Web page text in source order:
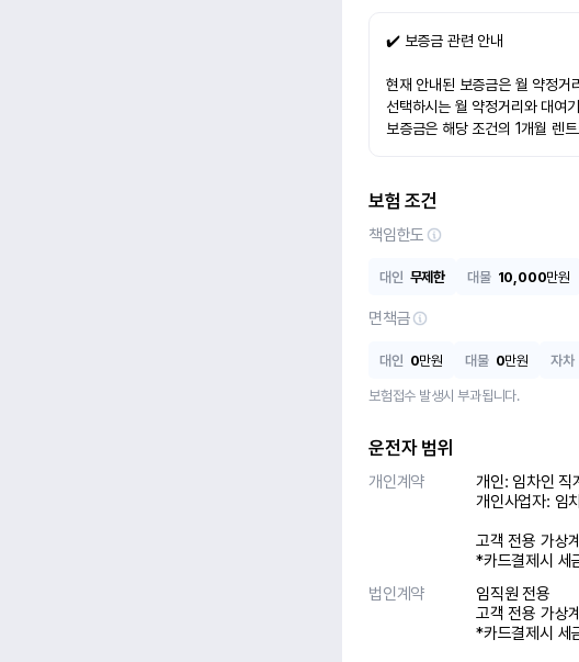
✔️ 보증금 관련 안내
현재 안내된 보증금은 월 약정
선택하시는 월 약정거리와 대여
보증금은 해당 조건의 1개월 렌
보험 조건
책임한도
대인 무제한 대물 10,000만원
면책금
대인 0만원 대물 0만원 자차
보험접수 발생시 부과됩니다.
운전자 범위
개인계약
개인: 임차인 직
개인사업자: 임
고객 전용 가상
*카드결제시 세
법인계약
임직원 전용
고객 전용 가상
*카드결제시 세